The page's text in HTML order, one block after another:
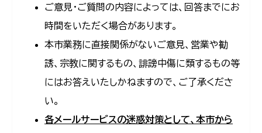
ご意見・ご質問の内容によっては、回答までにお
時間をいただく場合があります。
本市業務に直接関係がないご意見、営業や勧
誘、宗教に関するもの、誹謗中傷に類するもの等
にはお答えいたしかねますので、ご了承くださ
い。
各メールサービスの迷惑対策として、本市から